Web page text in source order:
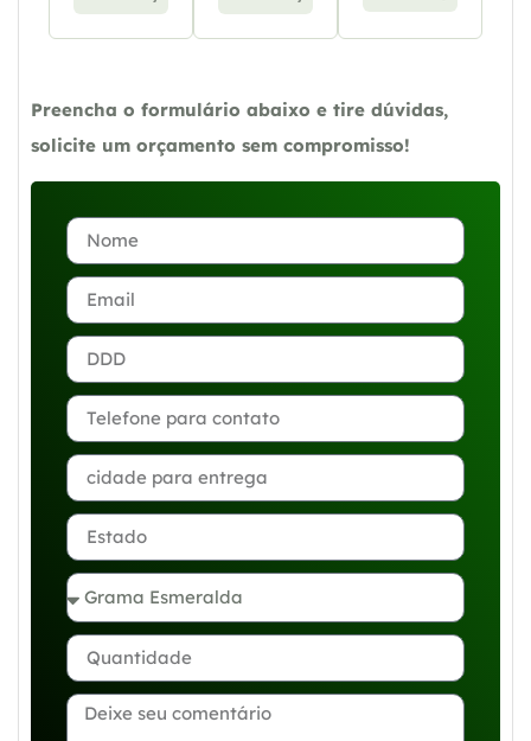
Preencha o formulário abaixo e tire dúvidas,
solicite um orçamento sem compromisso!